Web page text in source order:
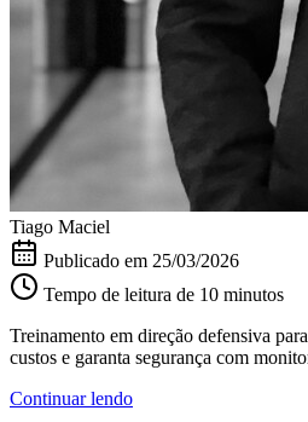
Tiago Maciel
Publicado em 25/03/2026
Tempo de leitura de 10 minutos
Treinamento em direção defensiva
custos e garanta segurança com
Continuar lendo